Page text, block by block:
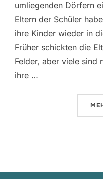
umliegenden Dörfern
Eltern der Schüler
ihre Kinder wieder in
Früher schickten die
Felder, aber viele sind
ihre …